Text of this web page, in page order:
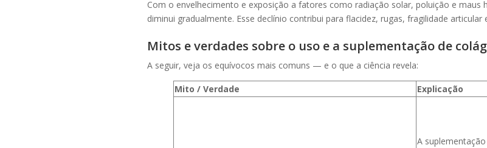
Com o envelhecimento e exposição a fatores como radiação solar, poluição e maus
diminui gradualmente. Esse declínio contribui para flacidez, rugas, fragilidade
Mitos e verdades sobre o uso e a suplementação de
A seguir, veja os equívocos mais comuns — e o que a ciência revela:
Mito / Verdade Explicação
A